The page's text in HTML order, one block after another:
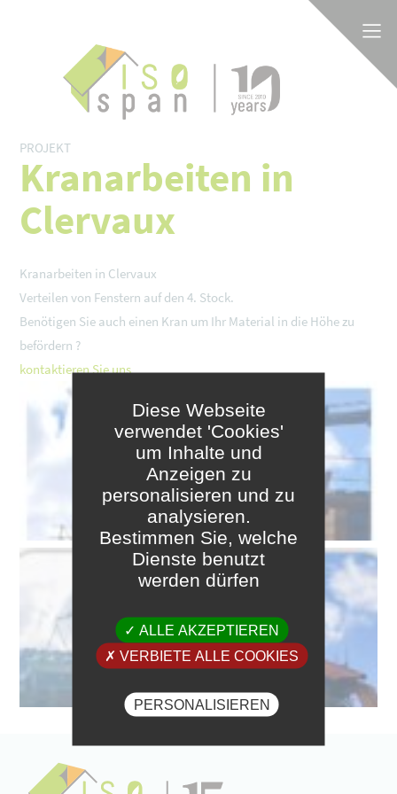
Home
Dienstleistungen
Referenzen
Kontakt
PROJEKT
Kranarbeiten in
Clervaux
Kranarbeiten in Clervaux
Verteilen von Fenstern auf den 4. Stock.
Benötigen Sie auch einen Kran um Ihr Material in die Höhe zu
befördern ?
kontaktieren Sie uns
Diese Webseite
verwendet 'Cookies'
um Inhalte und
Anzeigen zu
personalisieren und zu
analysieren.
Bestimmen Sie, welche
Dienste benutzt
werden dürfen
✓ ALLE AKZEPTIEREN
✗ VERBIETE ALLE COOKIES
PERSONALISIEREN